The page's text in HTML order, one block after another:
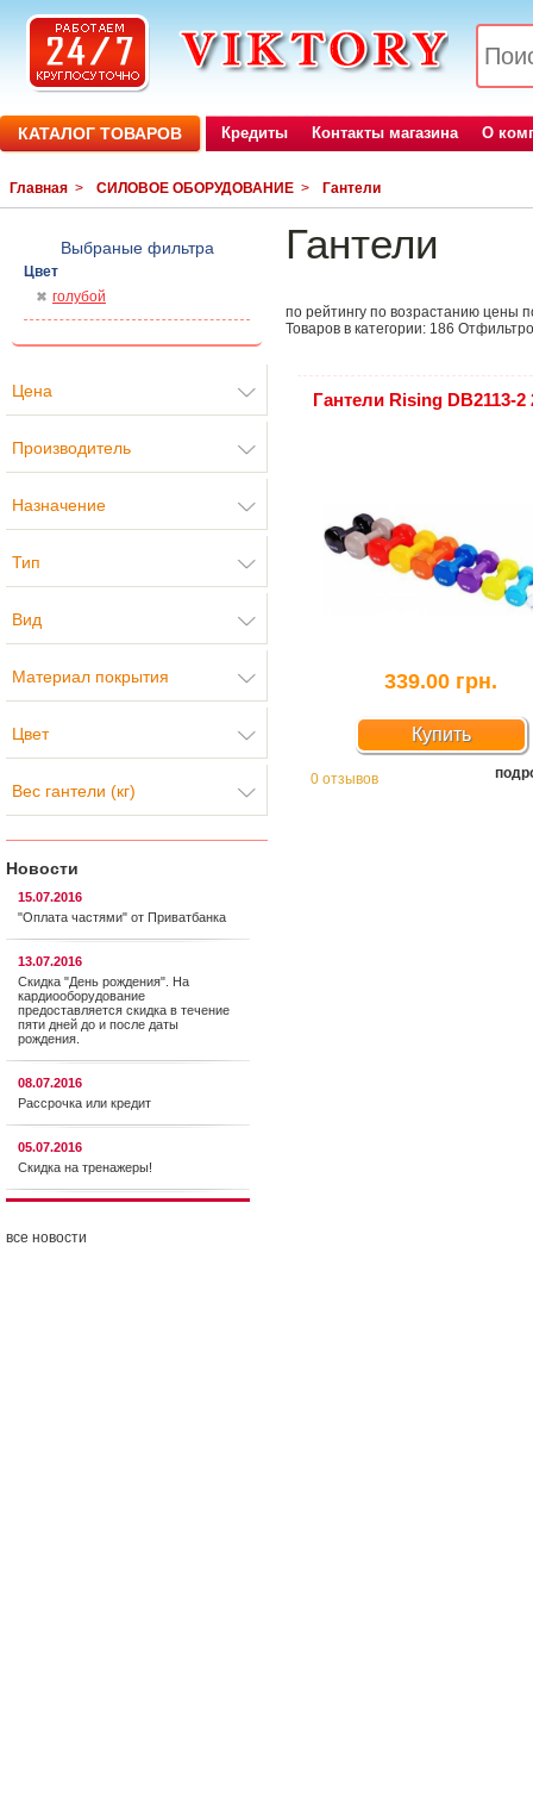
КАТАЛОГ ТОВАРОВ Кредиты Контакты магазина О
Главная > СИЛОВОЕ ОБОРУДОВАНИЕ > Гантели
Выбраные фильтра
Цвет
голубой
Цена
Производитель
Назначение
Тип
Вид
Материал покрытия
Цвет
Вес гантели (кг)
Новости
15.07.2016
"Оплата частями" от Приватбанка
13.07.2016
Скидка "День рождения". На
кардиооборудование
предоставляется cкидка в течение
пяти дней до и после даты
рождения.
08.07.2016
Рассрочка или кредит
05.07.2016
Скидка на тренажеры!
все новости
Гантели
по рейтингу по возрастанию цены
Товаров в категории: 186
Гантели Rising DB2113-2
339.00 грн.
Купить
0 отзывов